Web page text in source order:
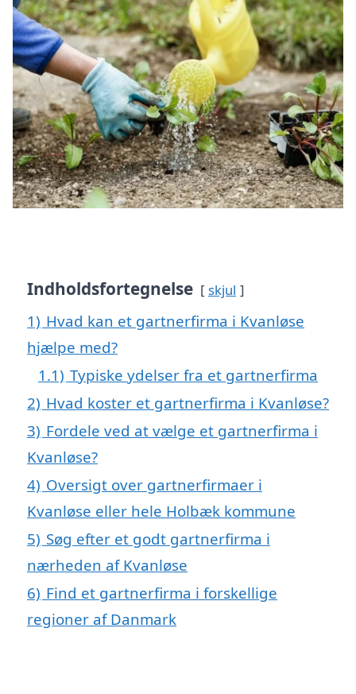
Indholdsfortegnelse skjul
1) Hvad kan et gartnerfirma i Kvanløse
hjælpe med?
1.1) Typiske ydelser fra et gartnerfirma
2) Hvad koster et gartnerfirma i Kvanløse?
3) Fordele ved at vælge et gartnerfirma i
Kvanløse?
4) Oversigt over gartnerfirmaer i
Kvanløse eller hele Holbæk kommune
5) Søg efter et godt gartnerfirma i
nærheden af Kvanløse
6) Find et gartnerfirma i forskellige
regioner af Danmark